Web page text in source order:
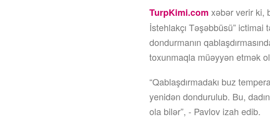
TurpKimi.com xəbər verir ki,
İstehlakçı Təşəbbüsü” ictimai
dondurmanın
toxunmaqla müəyyən etmək
“Qablaşdırmadakı buz
yenidən dondurulub. Bu,
ola bilər”, - Pavlov izah edib.